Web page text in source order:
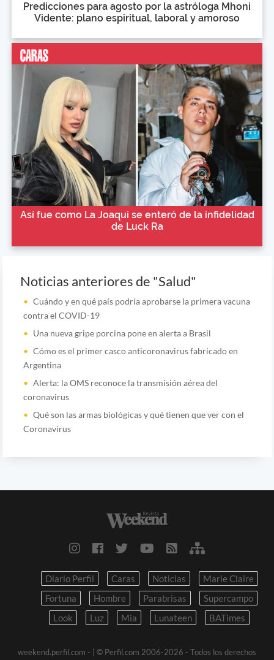
Predicciones para agosto por la astróloga Mhoni
Vidente: plano espiritual, laboral y amoroso
Así fue como La Joaqui se enteró de la infidelidad
de Luck Ra
Noticias anteriores de "Salud"
Cuándo y en qué país podría aprobarse la primera vacuna
contra el COVID-19
Una nueva gripe porcina pone en alerta a Brasil
Cómo es el primer casco anticoronavirus fabricado en
Argentina
Alerta: la OMS reconoce la transmisión aérea del
coronavirus
Qué son las armas biológicas y qué tienen que ver con el
Coronavirus
Diario Perfil Caras Noticias
Marie Claire
Fortuna
Hombre Parabrisas
Supercampo
Look
Luz Mia Lunateen BATimes
weekend.perfil.com -
| © Perfil.com 2006-2026 - Todos los derechos